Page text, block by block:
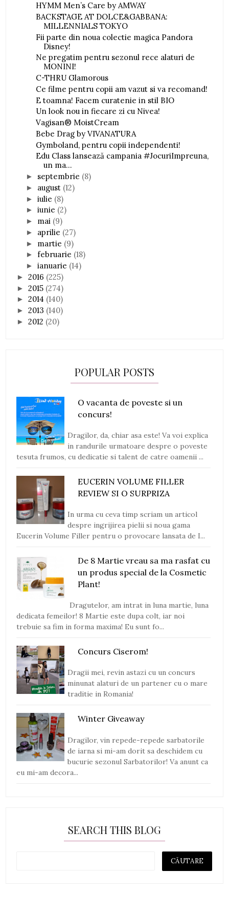
HYMM Men’s Care by AMWAY
BACKSTAGE AT DOLCE&GABBANA:
MILLENNIALS TOKYO
Fii parte din noua colectie magica Pandora
Disney!
Ne pregatim pentru sezonul rece alaturi de
MONINI!
C-THRU Glamorous
Ce filme pentru copii am vazut si va recomand!
E toamna! Facem curatenie in stil BIO
Un look nou in fiecare zi cu Nivea!
Vagisan® MoistCream
Bebe Drag by VIVANATURA
Gymboland, pentru copii independenti!
Edu Class lansează campania #JocuriImpreuna,
un ma...
► septembrie (8)
► august (12)
►iulie (8)
►iunie (2)
► mai (9)
► aprilie (27)
► martie (9)
►februarie (18)
►ianuarie (14)
►2016 (225)
►2015 (274)
►2014 (140)
►2013 (140)
►2012 (20)
POPULAR POSTS
O vacanta de poveste si un
concurs!
Dragilor, da, chiar asa este! Va voi explica
in randurile urmatoare despre o poveste
tesuta frumos, cu dedicatie si talent de catre oamenii ...
EUCERIN VOLUME FILLER
REVIEW SI O SURPRIZA
In urma cu ceva timp scriam un articol
despre ingrijirea pielii si noua gama
Eucerin Volume Filler pentru o provocare lansata de I...
De 8 Martie vreau sa ma rasfat cu
un produs special de la Cosmetic
Plant!
Dragutelor, am intrat in luna martie, luna
dedicata femeilor! 8 Martie este dupa colt, iar noi
trebuie sa fim in forma maxima! Eu sunt fo...
Concurs Ciserom!
Dragii mei, revin astazi cu un concurs
minunat alaturi de un partener cu o mare
traditie in Romania!
Winter Giveaway
Dragilor, vin repede-repede sarbatorile
de iarna si mi-am dorit sa deschidem cu
bucurie sezonul Sarbatorilor! Va anunt ca
eu mi-am decora...
SEARCH THIS BLOG